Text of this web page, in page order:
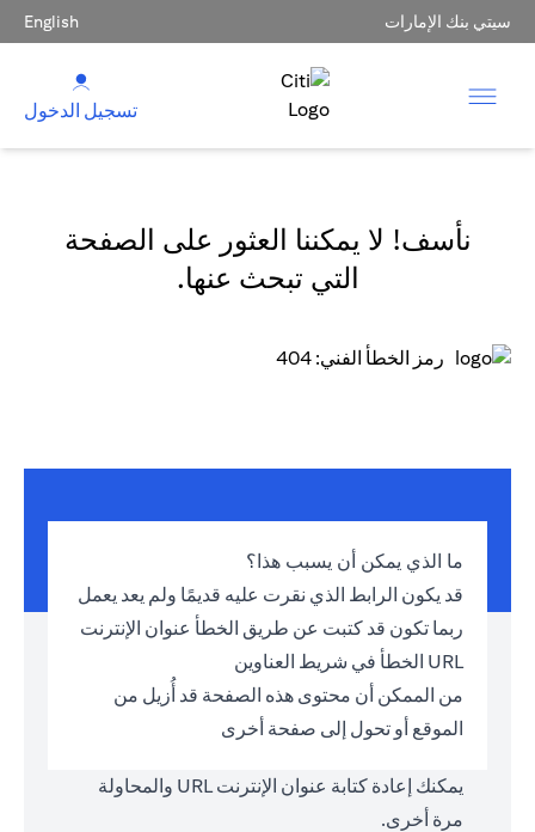
سيتي بنك الإمارات English
تسجيل الدخول
نأسف! لا يمكننا العثور على الصفحة
التي تبحث عنها.
رمز الخطأ الفني: 404
ما الذي يمكن أن يسبب هذا؟
قد يكون الرابط الذي نقرت عليه قديمًا ولم يعد يعمل
ربما تكون قد كتبت عن طريق الخطأ عنوان الإنترنت
URL الخطأ في شريط العناوين
من الممكن أن محتوى هذه الصفحة قد أُزيل من
الموقع أو تحول إلى صفحة أخرى
يمكنك إعادة كتابة عنوان الإنترنت URL والمحاولة
مرة أخرى.